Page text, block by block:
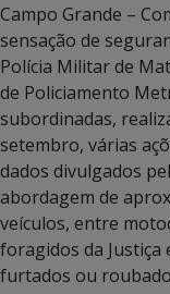
Campo Grande –
sensação de
Polícia Militar de
de Policiamento
subordinadas,
setembro, várias
dados divulgados
abordagem de
veículos, entre
foragidos da Justiça
furtados ou